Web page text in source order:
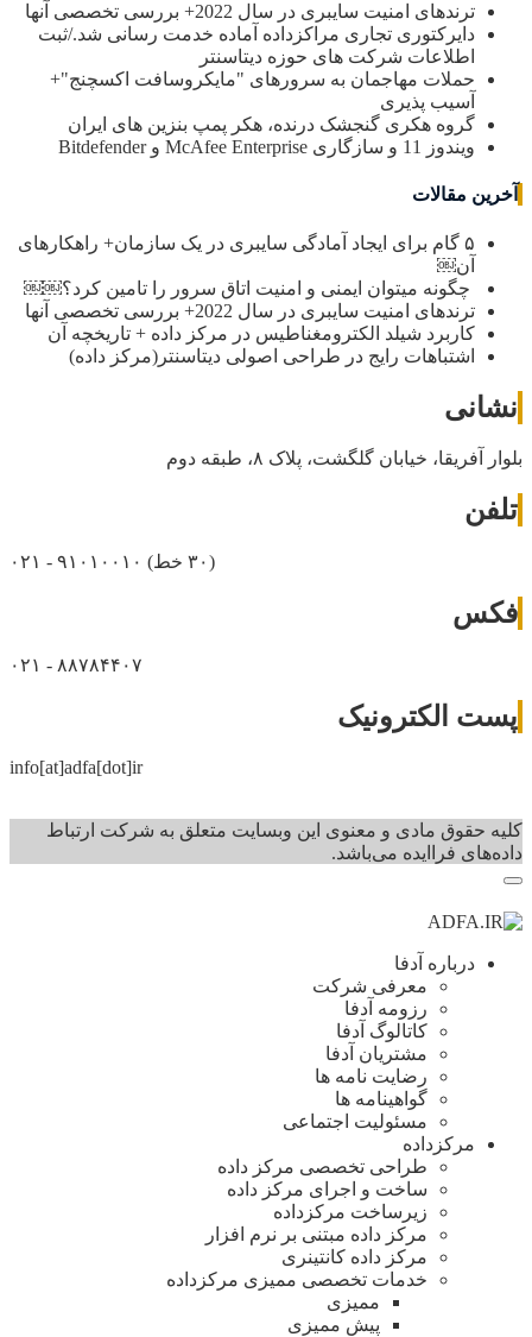
ترندهای امنیت سایبری در سال 2022+ بررسی تخصصی آنها
دایرکتوری تجاری مراکزداده آماده خدمت رسانی شد./ثبت
اطلاعات شرکت های حوزه دیتاسنتر
حملات مهاجمان به سرورهای "مایکروسافت اکسچنج"+
آسیب پذیری
گروه هکری گنجشک درنده، هکر پمپ بنزین های ایران
ویندوز 11 و سازگاری McAfee Enterprise و Bitdefender
آخرین مقالات
۵ گام برای ایجاد آمادگی سایبری در یک سازمان+ راهکارهای
آن￼
چگونه میتوان ایمنی و امنیت اتاق سرور را تامین کرد؟￼￼
ترندهای امنیت سایبری در سال 2022+ بررسی تخصصی آنها
کاربرد شیلد الکترومغناطیس در مرکز داده + تاریخچه آن
اشتباهات رایج در طراحی اصولی دیتاسنتر(مرکز داده)
نشانی
بلوار آفریقا، خیابان گلگشت، پلاک ۸، طبقه دوم
تلفن
۰۲۱ - ۹۱۰۱۰۰۱۰ (۳۰ خط)
فکس
۰۲۱ - ۸۸۷۸۴۴۰۷
پست الکترونیک
info[at]adfa[dot]ir
کلیه حقوق مادی و معنوی این وبسایت متعلق به شرکت ارتباط
داده‌های فرا‌ایده می‌باشد.
درباره آدفا
معرفی شرکت
رزومه آدفا
کاتالوگ آدفا
مشتریان آدفا
رضایت نامه ها
گواهینامه ها
مسئولیت اجتماعی
مرکزداده
طراحی تخصصی مرکز داده
ساخت و اجرای مرکز داده
زیرساخت مرکزداده
مرکز داده مبتنی بر نرم افزار
مرکز داده کانتینری
خدمات تخصصی ممیزی مرکزداده
ممیزی
پیش ممیزی